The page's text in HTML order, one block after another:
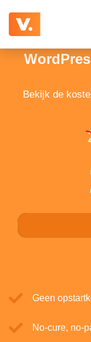
Bekijk de
Geen
No-cure, no-